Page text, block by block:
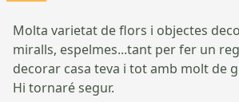
Molta varietat de flors i objectes
miralls, espelmes...tant per fer un
decorar casa teva i tot amb molt de
Hi tornaré segur.